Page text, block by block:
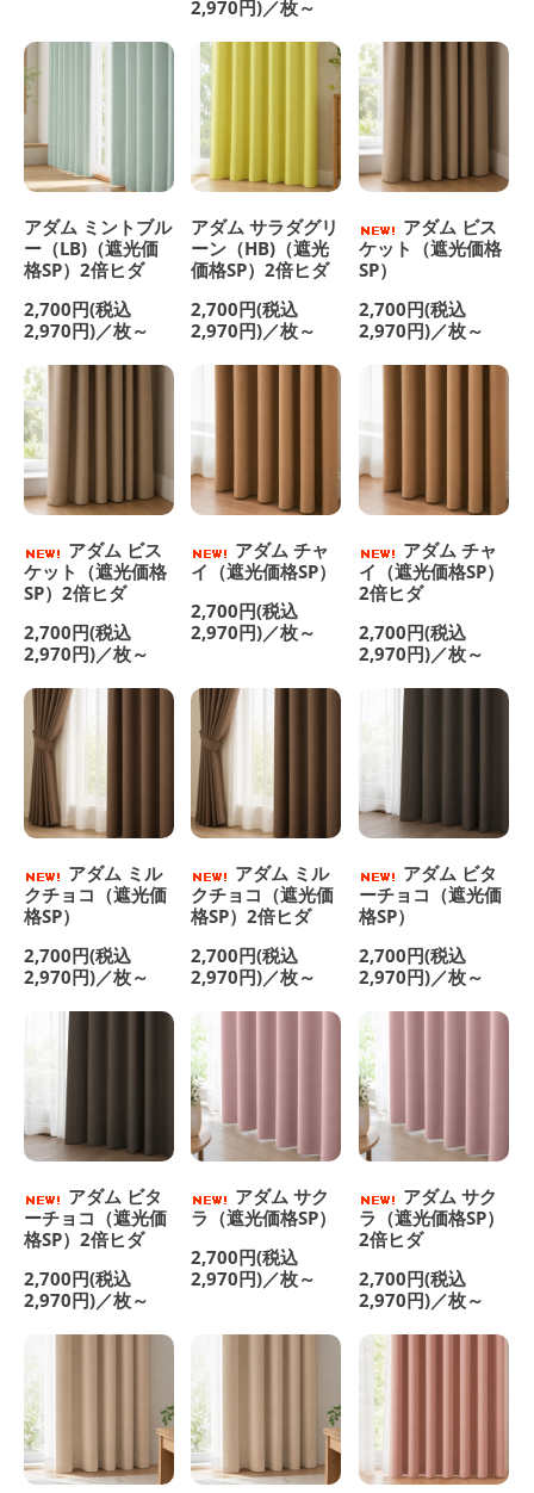
2,970円)／枚～
アダム ミントブル
ー（LB)（遮光価
格SP）2倍ヒダ
2,700円(税込
2,970円)／枚～
アダム サラダグリ
ーン（HB)（遮光
価格SP）2倍ヒダ
2,700円(税込
2,970円)／枚～
アダム ビス
ケット（遮光価格
SP）
2,700円(税込
2,970円)／枚～
アダム ビス
ケット（遮光価格
SP）2倍ヒダ
2,700円(税込
2,970円)／枚～
アダム チャ
イ（遮光価格SP）
2,700円(税込
2,970円)／枚～
アダム チャ
イ（遮光価格SP）
2倍ヒダ
2,700円(税込
2,970円)／枚～
アダム ミル
クチョコ（遮光価
格SP）
2,700円(税込
2,970円)／枚～
アダム ミル
クチョコ（遮光価
格SP）2倍ヒダ
2,700円(税込
2,970円)／枚～
アダム ビタ
ーチョコ（遮光価
格SP）
2,700円(税込
2,970円)／枚～
アダム ビタ
ーチョコ（遮光価
格SP）2倍ヒダ
2,700円(税込
2,970円)／枚～
アダム サク
ラ（遮光価格SP）
2,700円(税込
2,970円)／枚～
アダム サク
ラ（遮光価格SP）
2倍ヒダ
2,700円(税込
2,970円)／枚～